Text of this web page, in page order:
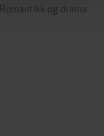
Romantikk og drama